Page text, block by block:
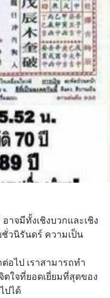
าจมีทั้งเชิงบวกและเชิง
ชั่วนิรันดร์ ความเป็น
อไป เราสามารถทำ
ใจที่ยอดเยี่ยมที่สุดของ
ปได้